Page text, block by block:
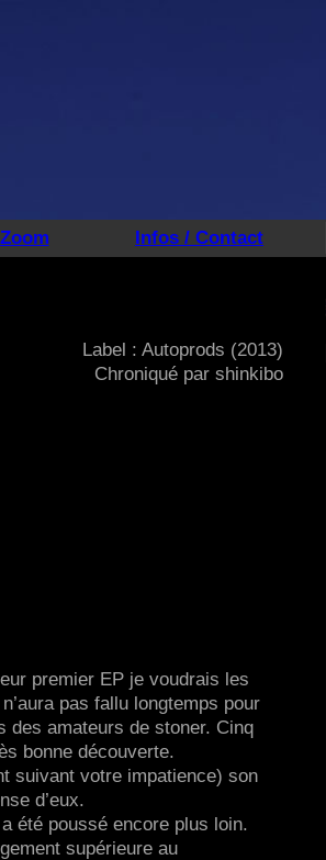
Zoom Infos / Contact
Label : Autoprods (2013)
Chroniqué par shinkibo
premier EP je voudrais les
pas fallu longtemps pour
des amateurs de stoner. Cinq
bonne découverte.
suivant votre impatience) son
d’eux.
été poussé encore plus loin.
supérieure au